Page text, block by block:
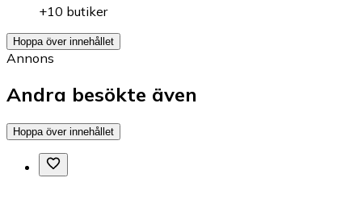
+10 butiker
Hoppa över innehållet
Annons
Andra besökte även
Hoppa över innehållet